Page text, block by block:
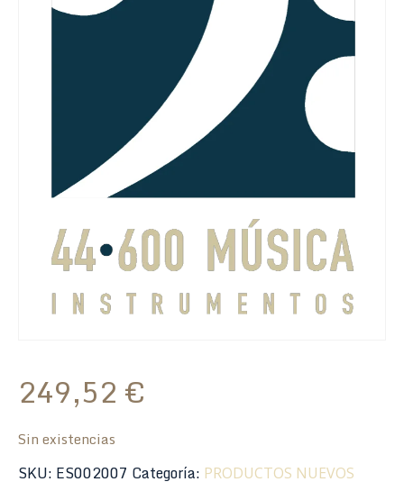
249,52 €
Sin existencias
SKU: ES002007 Categoría: PRODUCTOS NUEVOS